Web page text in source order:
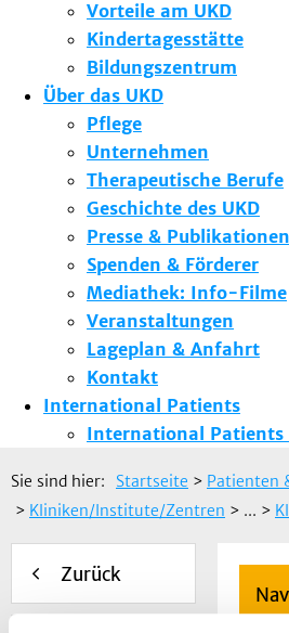
Vorteile am UKD
Kindertagesstätte
Bildungszentrum
Über das UKD
Pflege
Unternehmen
Therapeutische Berufe
Geschichte des UKD
Presse & Publikationen
Spenden & Förderer
Mediathek: Info-Filme
Veranstaltungen
Lageplan & Anfahrt
Kontakt
International Patients
International Patients
Sie sind hier: Startseite > Patienten
> Kliniken/Institute/Zentren > ... >
Zurück